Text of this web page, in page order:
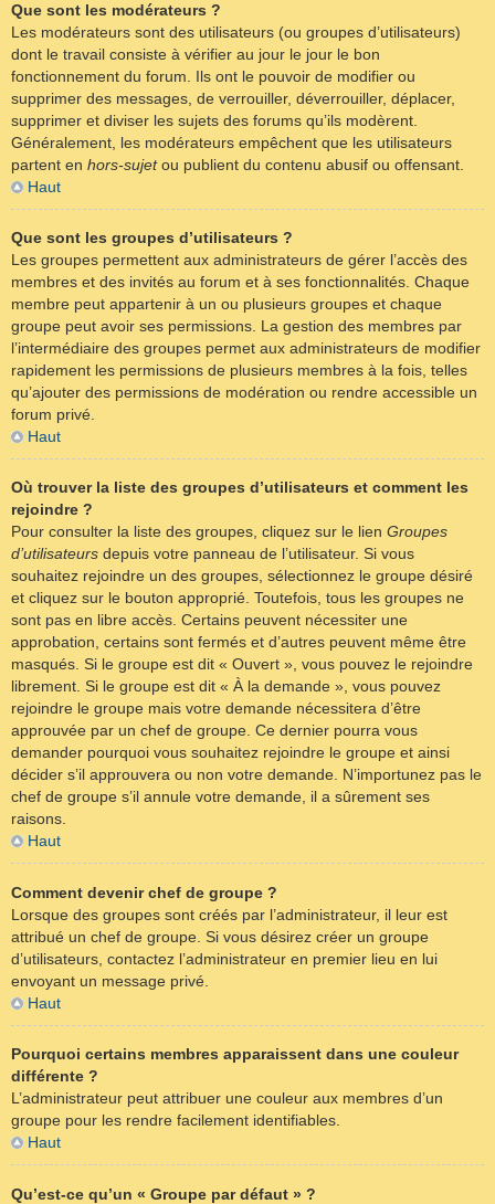
Que sont les modérateurs ?
Les modérateurs sont des utilisateurs (ou groupes d’utilisateurs)
dont le travail consiste à vérifier au jour le jour le bon
fonctionnement du forum. Ils ont le pouvoir de modifier ou
supprimer des messages, de verrouiller, déverrouiller, déplacer,
supprimer et diviser les sujets des forums qu’ils modèrent.
Généralement, les modérateurs empêchent que les utilisateurs
partent en hors-sujetou publient du contenu abusif ou offensant.
Haut
Que sont les groupes d’utilisateurs ?
Les groupes permettent aux administrateurs de gérer l’accès des
membres et des invités au forum et à ses fonctionnalités. Chaque
membre peut appartenir à un ou plusieurs groupes et chaque
groupe peut avoir ses permissions. La gestion des membres par
l’intermédiaire des groupes permet aux administrateurs de modifier
rapidement les permissions de plusieurs membres à la fois, telles
qu’ajouter des permissions de modération ou rendre accessible un
forum privé.
Haut
Où trouver la liste des groupes d’utilisateurs et comment les
rejoindre ?
Pour consulter la liste des groupes, cliquez sur le lien Groupes
d’utilisateurs depuis votre panneau de l’utilisateur. Si vous
souhaitez rejoindre un des groupes, sélectionnez le groupe désiré
et cliquez sur le bouton approprié. Toutefois, tous les groupes ne
sont pas en libre accès. Certains peuvent nécessiter une
approbation, certains sont fermés et d’autres peuvent même être
masqués. Si le groupe est dit « Ouvert », vous pouvez le rejoindre
librement. Si le groupe est dit « À la demande », vous pouvez
rejoindre le groupe mais votre demande nécessitera d’être
approuvée par un chef de groupe. Ce dernier pourra vous
demander pourquoi vous souhaitez rejoindre le groupe et ainsi
décider s’il approuvera ou non votre demande. N’importunez pas le
chef de groupe s’il annule votre demande, il a sûrement ses
raisons.
Haut
Comment devenir chef de groupe ?
Lorsque des groupes sont créés par l’administrateur, il leur est
attribué un chef de groupe. Si vous désirez créer un groupe
d’utilisateurs, contactez l’administrateur en premier lieu en lui
envoyant un message privé.
Haut
Pourquoi certains membres apparaissent dans une couleur
différente ?
L’administrateur peut attribuer une couleur aux membres d’un
groupe pour les rendre facilement identifiables.
Haut
Qu’est-ce qu’un « Groupe par défaut » ?